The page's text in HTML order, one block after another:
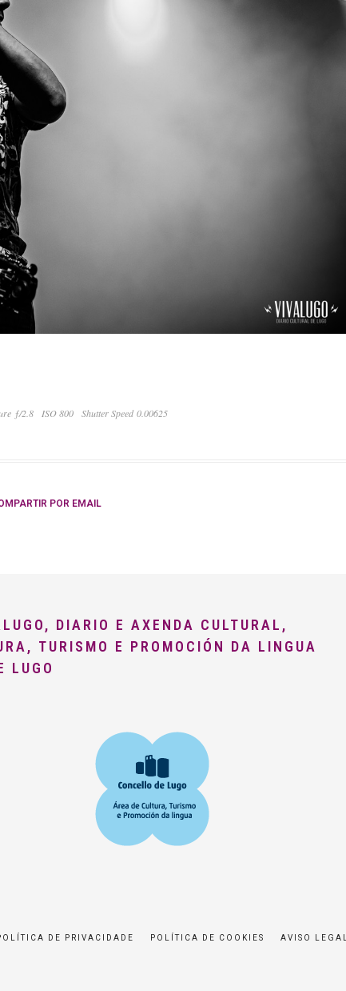
ƒ/2.8 ISO 800 Shutter Speed 0.00625
POR EMAIL
DIARIO E AXENDA CULTURAL,
TURISMO E PROMOCIÓN DA LINGUA
LUGO
DE PRIVACIDADE POLÍTICA DE COOKIES
AVISO LEGAL